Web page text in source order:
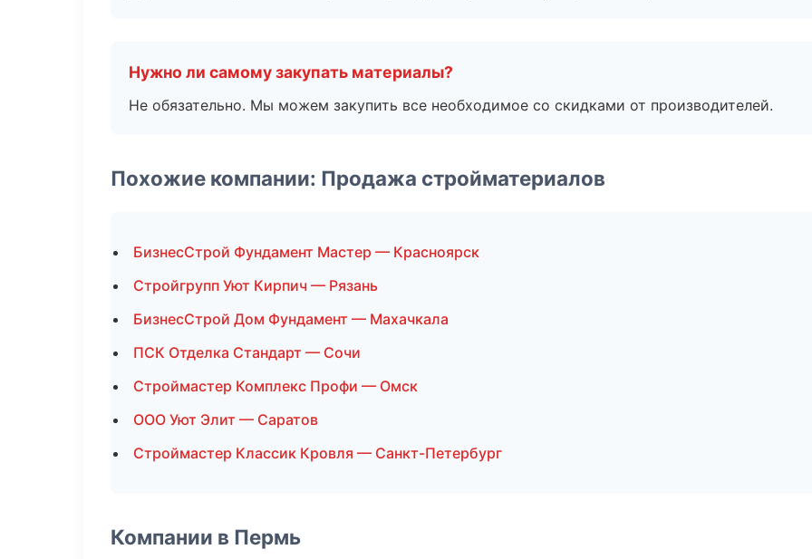
Нужно ли самому закупать материалы?
Не обязательно. Мы можем закупить все необходимое со скидками от производителей.
Похожие компании: Продажа стройматериалов
БизнесСтрой Фундамент Мастер — Красноярск
Стройгрупп Уют Кирпич — Рязань
БизнесСтрой Дом Фундамент — Махачкала
ПСК Отделка Стандарт — Сочи
Строймастер Комплекс Профи — Омск
ООО Уют Элит — Саратов
Строймастер Классик Кровля — Санкт-Петербург
Компании в Пермь